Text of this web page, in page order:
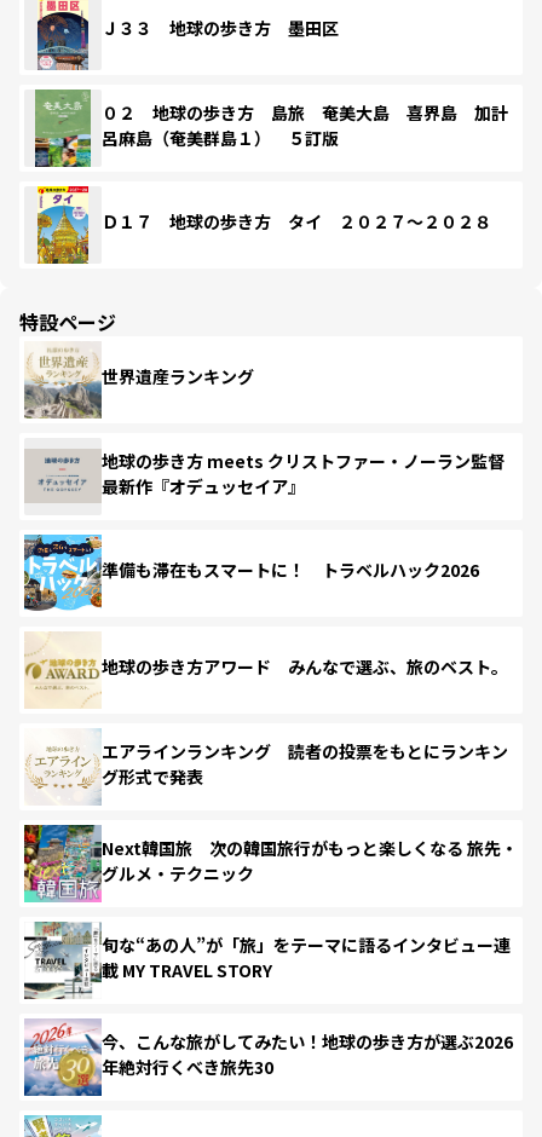
Ｊ３３ 地球の歩き方 墨田区
０２ 地球の歩き方 島旅 奄美大島 喜界島 加計
呂麻島（奄美群島１） ５訂版
Ｄ１７ 地球の歩き方 タイ ２０２７～２０２８
特設ページ
世界遺産ランキング
地球の歩き方 meets クリストファー・ノーラン監督
最新作『オデュッセイア』
準備も滞在もスマートに！ トラベルハック2026
地球の歩き方アワード みんなで選ぶ、旅のベスト。
エアラインランキング 読者の投票をもとにランキン
グ形式で発表
Next韓国旅 次の韓国旅行がもっと楽しくなる 旅先・
グルメ・テクニック
旬な“あの人”が「旅」をテーマに語るインタビュー連
載 MY TRAVEL STORY
今、こんな旅がしてみたい！地球の歩き方が選ぶ2026
年絶対行くべき旅先30